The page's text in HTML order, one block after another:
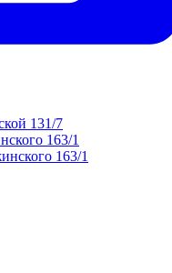
131/7
163/1
163/1